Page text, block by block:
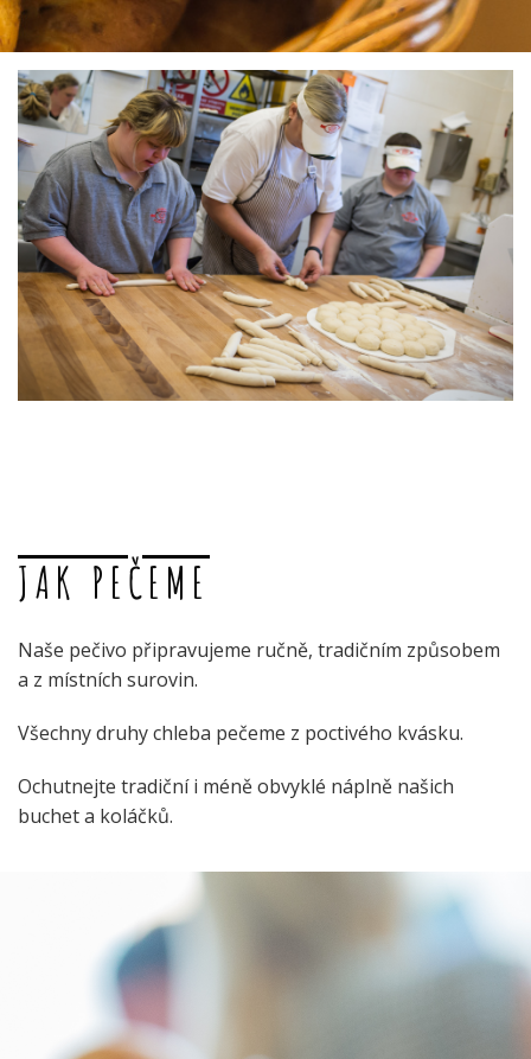
JAK PEČEME
Naše pečivo připravujeme ručně, tradičním způsobem
a z místních surovin.
Všechny druhy chleba pečeme z poctivého kvásku.
Ochutnejte tradiční i méně obvyklé náplně našich
buchet a koláčků.